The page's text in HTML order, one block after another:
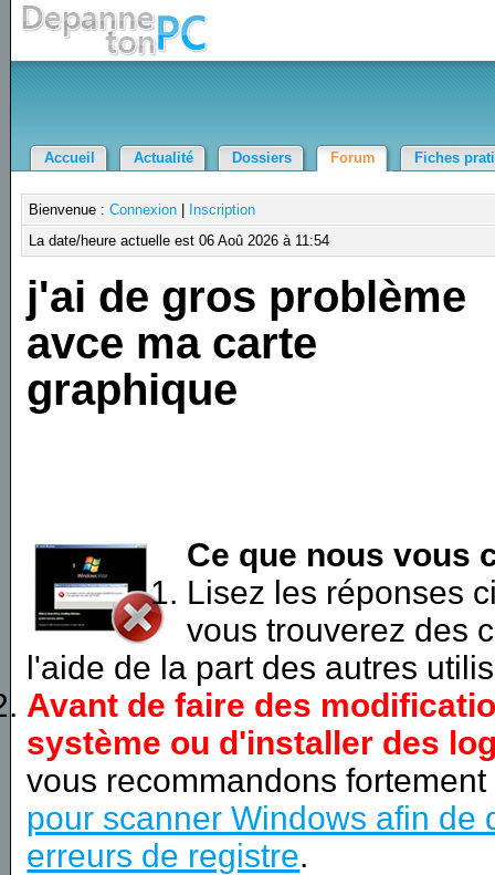
Accueil Actualité Dossiers Forum Fiches
Bienvenue :Connexion
Inscription
La date/heure actuelle est 06 Aoû 2026 à 11:54
j'ai de gros problème
avce ma carte
graphique
Ce que nous vous
Lisez les réponses
vous trouverez des
l'aide de la part des autres
Avant de faire des
système ou d'installer des
vous recommandons
pour scanner Windows afin de
erreurs de registre.